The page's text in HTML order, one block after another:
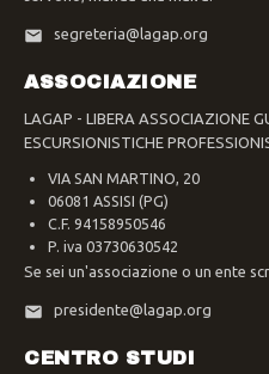
segreteria@lagap.org
ASSOCIAZIONE
LAGAP - LIBERA ASSOCIAZIONE
ESCURSIONISTICHE
VIA SAN MARTINO, 20
06081 ASSISI (PG)
C.F. 94158950546
P. iva 03730630542
Se sei un'associazione o un ente
presidente@lagap.org
CENTRO STUDI